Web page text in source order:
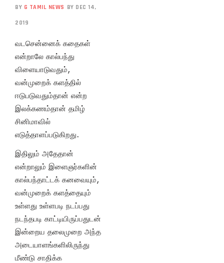
BY G TAMIL NEWS BY DEC 14,
2019
வடசென்னைக் கதைகள்
என்றாலே கால்பந்து
விளையாடுவதும்,
வன்முறைக் களத்தில்
ஈடுபடுவதும்தான் என்ற
இலக்கணம்தான் தமிழ்
சினிமாவில்
எடுத்தாளப்படுகிறது.
இதிலும் அதேதான்
என்றாலும் இளைஞர்களின்
கால்பந்தாட்டக் கனவையும்,
வன்முறைக் களத்தையும்
உள்ளது உள்ளபடி நடப்பது
நடந்தபடி காட்டியிருப்பதுடன்
இன்றைய தலைமுறை அந்த
அடையாளங்களிலிருந்து
மீண்டு சாதிக்க